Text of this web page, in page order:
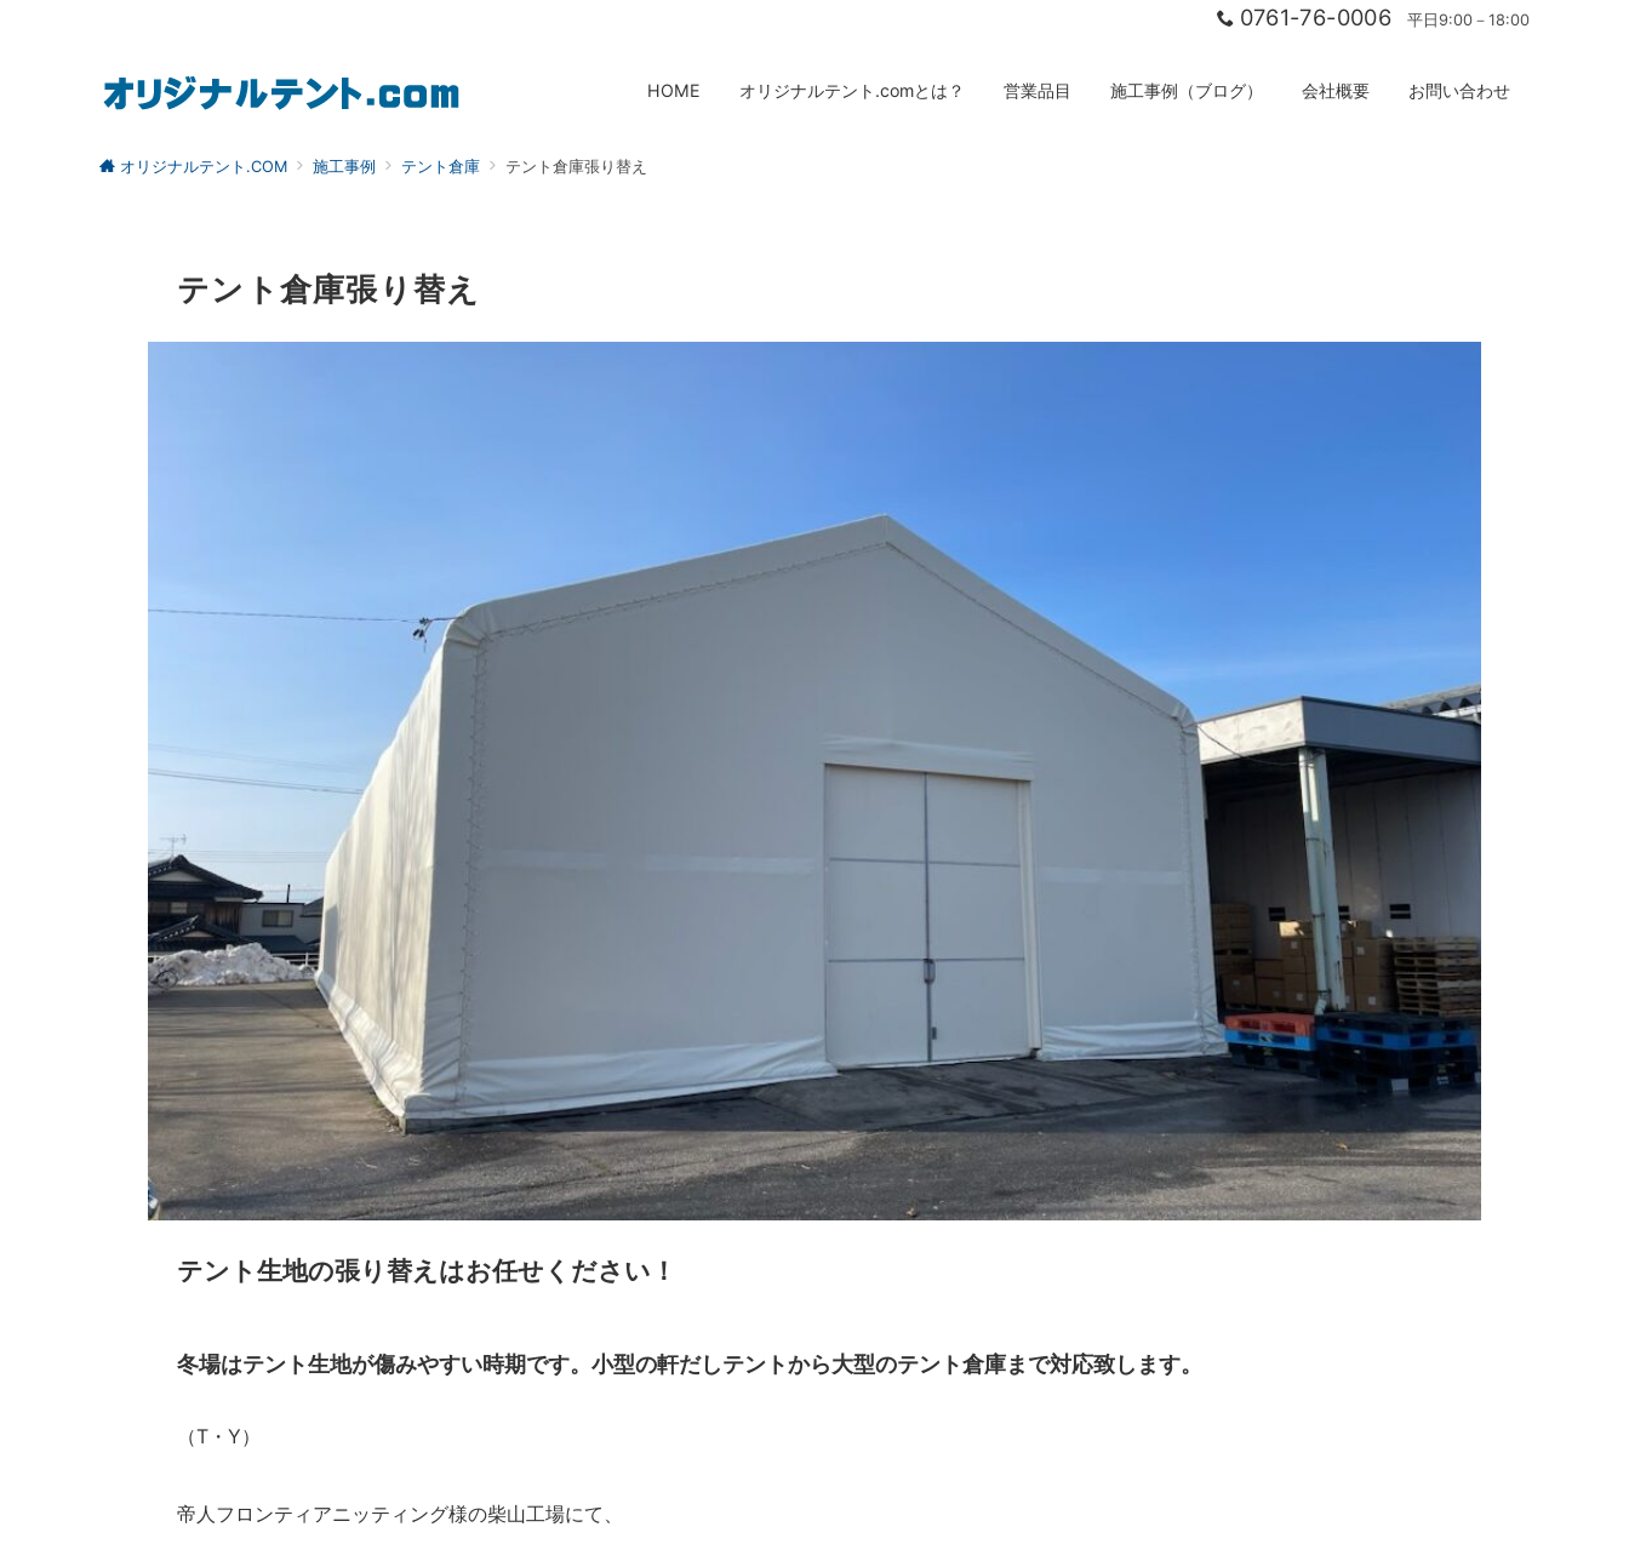
0761-76-0006 平日9:00－18:00
HOME オリジナルテント.comとは？ 営業品目 施工事例（ブログ） 会社概要 お問い合わせ
オリジナルテント.COM 施工事例 テント倉庫 テント倉庫張り替え
テント倉庫張り替え
テント生地の張り替えはお任せください！
冬場はテント生地が傷みやすい時期です。小型の軒だしテントから大型のテント倉庫まで対応致します。
（T・Y）
帝人フロンティアニッティング様の柴山工場にて、